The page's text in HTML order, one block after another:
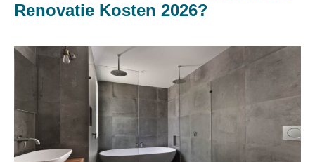
Renovatie Kosten 2026?